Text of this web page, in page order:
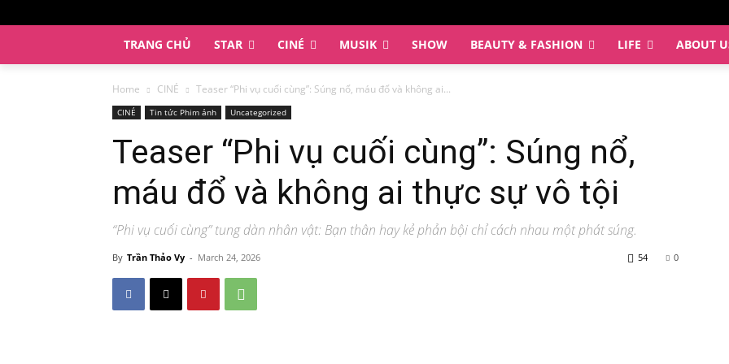
TRANG CHỦ STAR CINÉ MUSIK SHOW BEAUTY & FASHION LIFE ABOUT
Home CINÉ Teaser “Phi vụ cuối cùng”: Súng nổ, máu đổ và không ai...
CINÉ Tin tức Phim ảnh Uncategorized
Teaser “Phi vụ cuối cùng”: Súng nổ,
máu đổ và không ai thực sự vô tội
“Phi vụ cuối cùng” tung dàn nhân vật: Bạn thân hay kẻ phản bội chỉ cách nhau một phát súng.
By Trần Thảo Vy - March 24, 2026 0
54